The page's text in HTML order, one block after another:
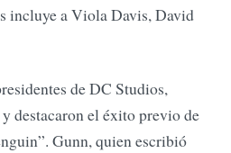
incluye a Viola Davis, David
de DC Studios,
destacaron el éxito previo de
Gunn, quien escribió